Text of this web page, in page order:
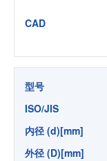
CAD
型号
ISO/JIS
内径 (d)[mm]
外径 (D)[mm]